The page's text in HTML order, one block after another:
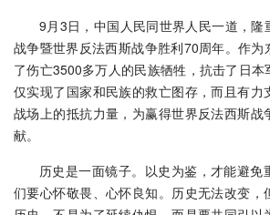
9月3日，中国人民同世界人民一道，隆
战争暨世界反法西斯战争胜利70周年。作为
了伤亡3500多万人的民族牺牲，抗击了日
仅实现了国家和民族的救亡图存，而且有力
战场上的抵抗力量，为赢得世界反法西斯战
献。
历史是一面镜子。以史为鉴，才能避免
们要心怀敬畏、心怀良知。历史无法改变，